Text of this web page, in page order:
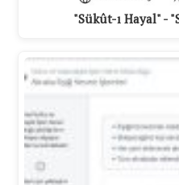
"Sükût-ı Hayal" -